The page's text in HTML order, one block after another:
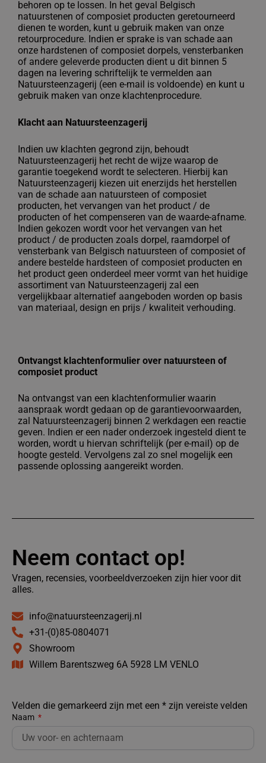
behoren op te lossen. In het geval Belgisch
natuurstenen of composiet producten geretourneerd
dienen te worden, kunt u gebruik maken van onze
retourprocedure. Indien er sprake is van schade aan
onze hardstenen of composiet dorpels, vensterbanken
of andere geleverde producten dient u dit binnen 5
dagen na levering schriftelijk te vermelden aan
Natuursteenzagerij (een e-mail is voldoende) en kunt u
gebruik maken van onze klachtenprocedure.
Klacht aan Natuursteenzagerij
Indien uw klachten gegrond zijn, behoudt
Natuursteenzagerij het recht de wijze waarop de
garantie toegekend wordt te selecteren. Hierbij kan
Natuursteenzagerij kiezen uit enerzijds het herstellen
van de schade aan natuursteen of composiet
producten, het vervangen van het product / de
producten of het compenseren van de waarde-afname.
Indien gekozen wordt voor het vervangen van het
product / de producten zoals dorpel, raamdorpel of
vensterbank van Belgisch natuursteen of composiet of
andere bestelde hardsteen of composiet producten en
het product geen onderdeel meer vormt van het huidige
assortiment van Natuursteenzagerij zal een
vergelijkbaar alternatief aangeboden worden op basis
van materiaal, design en prijs / kwaliteit verhouding.
Ontvangst klachtenformulier over natuursteen of
composiet product
Na ontvangst van een klachtenformulier waarin
aanspraak wordt gedaan op de garantievoorwaarden,
zal Natuursteenzagerij binnen 2 werkdagen een reactie
geven. Indien er een nader onderzoek ingesteld dient te
worden, wordt u hiervan schriftelijk (per e-mail) op de
hoogte gesteld. Vervolgens zal zo snel mogelijk een
passende oplossing aangereikt worden.
Neem contact op!
Vragen, recensies, voorbeeldverzoeken zijn hier voor dit
alles.
info@natuursteenzagerij.nl
+31-(0)85-0804071
Showroom
Willem Barentszweg 6A 5928 LM VENLO
Velden die gemarkeerd zijn met een * zijn vereiste velden
Naam